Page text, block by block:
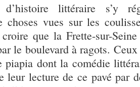
d’histoire littéraire s’y
choses vues sur les
que la Frette-sur-
le boulevard à ragots.
piapia dont la comédie
leur lecture de ce pavé par